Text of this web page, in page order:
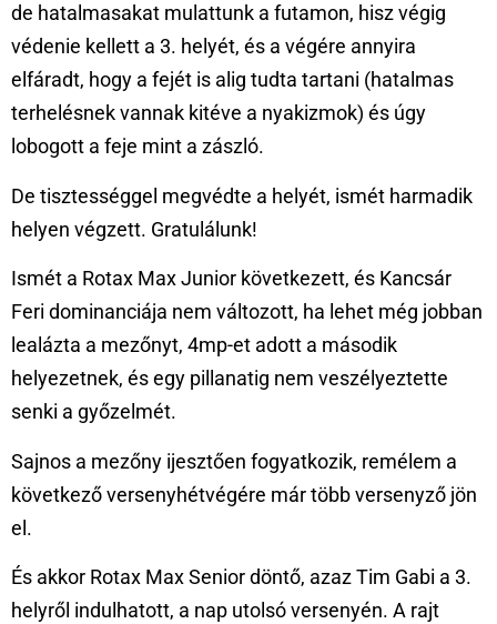
de hatalmasakat mulattunk a futamon, hisz végig
védenie kellett a 3. helyét, és a végére annyira
elfáradt, hogy a fejét is alig tudta tartani (hatalmas
terhelésnek vannak kitéve a nyakizmok) és úgy
lobogott a feje mint a zászló.
De tisztességgel megvédte a helyét, ismét harmadik
helyen végzett. Gratulálunk!
Ismét a Rotax Max Junior következett, és Kancsár
Feri dominanciája nem változott, ha lehet még jobban
lealázta a mezőnyt, 4mp-et adott a második
helyezetnek, és egy pillanatig nem veszélyeztette
senki a győzelmét.
Sajnos a mezőny ijesztően fogyatkozik, remélem a
következő versenyhétvégére már több versenyző jön
el.
És akkor Rotax Max Senior döntő, azaz Tim Gabi a 3.
helyről indulhatott, a nap utolsó versenyén. A rajt